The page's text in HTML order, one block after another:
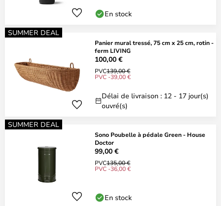
En stock
SUMMER DEAL
Panier mural tressé, 75 cm x 25 cm, rotin -
ferm LIVING
100,00 €
PVC139,00 €
PVC -39,00 €
Délai de livraison : 12 - 17 jour(s)
ouvré(s)
SUMMER DEAL
Sono Poubelle à pédale Green - House
Doctor
99,00 €
PVC135,00 €
PVC -36,00 €
En stock